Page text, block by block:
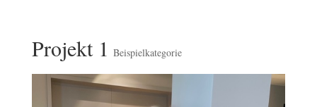
Projekt 1 Beispielkategorie